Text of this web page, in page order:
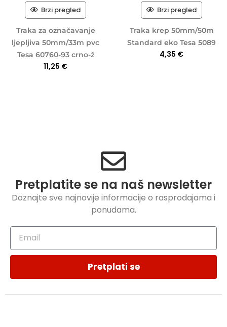
Brzi pregled
Traka za označavanje
ljepljiva 50mm/33m pvc
Tesa 60760-93 crno-ž
11,25 €
Brzi pregled
Traka krep 50mm/50m
Standard eko Tesa 5089
4,35 €
Pretplatite se na naš newsletter
Doznajte sve najnovije informacije o rasprodajama i
ponudama.
Pretplati se